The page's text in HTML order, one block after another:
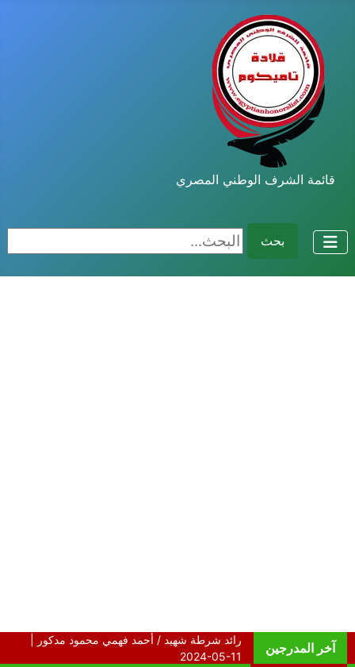
قائمة الشرف الوطني المصري
بحث البحث...
آخر المدرجين